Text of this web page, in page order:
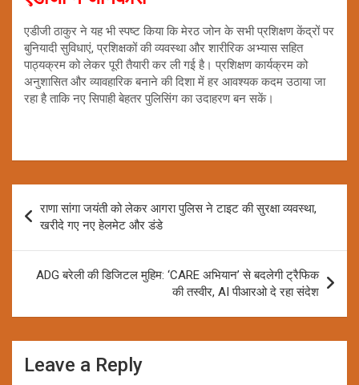
एडीजी ठाकुर ने यह भी स्पष्ट किया कि मेरठ जोन के सभी प्रशिक्षण केंद्रों पर
बुनियादी सुविधाएं, प्रशिक्षकों की व्यवस्था और शारीरिक अभ्यास सहित
पाठ्यक्रम को लेकर पूरी तैयारी कर ली गई है। प्रशिक्षण कार्यक्रम को
अनुशासित और व्यावहारिक बनाने की दिशा में हर आवश्यक कदम उठाया जा
रहा है ताकि नए सिपाही बेहतर पुलिसिंग का उदाहरण बन सकें।
navigation
राणा सांगा जयंती को लेकर आगरा पुलिस ने टाइट की सुरक्षा व्यवस्था,
खरीदे गए नए हेलमेट और डंडे
ADG बरेली की डिजिटल मुहिम: ‘CARE अभियान’ से बदलेगी ट्रैफिक
की तस्वीर, AI पीआरओ दे रहा संदेश
Leave a Reply